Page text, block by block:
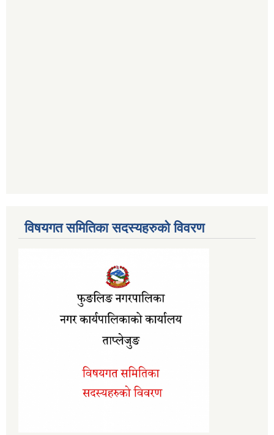
विषयगत समितिका सदस्यहरुको विवरण